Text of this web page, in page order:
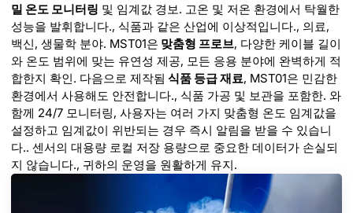
밀 온도 모니터링 및 임계값 경보. 고온 및 저온 환경에서 탁월한
성능을 발휘합니다., 식품과 같은 산업에 이상적입니다., 의료,
백신, 생물학 분야. MST01은 맞춤형 프로브, 다양한 케이블 길이
와 온도 범위에 맞는 유연성 제공, 모든 응용 분야에 완벽하게 적
합한지 확인. 다음으로 제작됨 식품 등급 재료, MST01은 민감한
환경에서 사용해도 안전합니다., 식품 가공 및 보관을 포함한. 와
함께 24/7 모니터링, 사용자는 여러 가지 맞춤형 온도 임계값을
설정하고 임계값이 위반되는 경우 즉시 알림을 받을 수 있습니
다.. 센서의 대용량 로컬 저장 용량으로 중요한 데이터가 손실되
지 않습니다., 귀하의 운영을 원활하게 유지.